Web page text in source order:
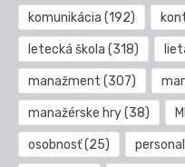
komunikácia (192)
letecká škola (318)
manažment (307)
manažérske hry(38)
osobnosť(25)